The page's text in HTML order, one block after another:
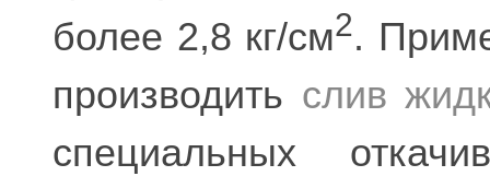
более 2,8 кг/см2.
производить слив
специальных